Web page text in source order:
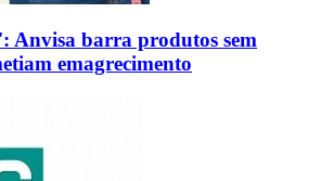
Anvisa barra produtos sem
emagrecimento